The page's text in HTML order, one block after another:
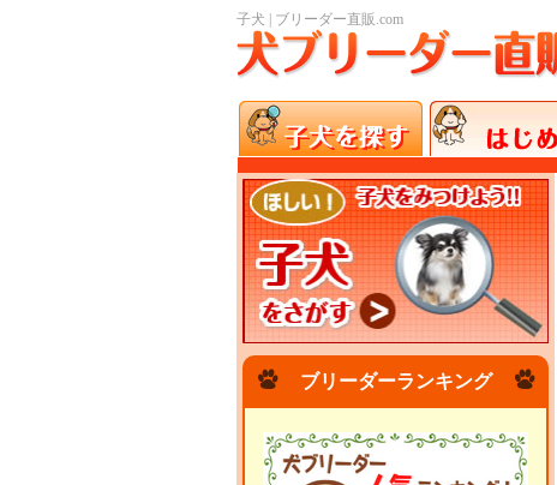
子犬 | ブリーダー直販.com
ブリーダーランキング